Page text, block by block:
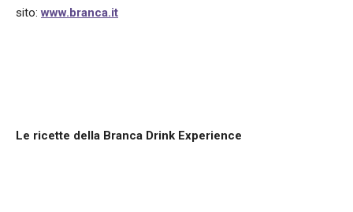
sito:www.branca.it
Le ricette della Branca Drink Experience